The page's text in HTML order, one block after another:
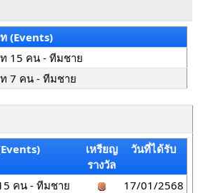
(Events)
15 คน - ทีมชาย
7 คน - ทีมชาย
เหรียญ
รางวัล
วันที่ได้รับ
คน - ทีมชาย 17/01/2568